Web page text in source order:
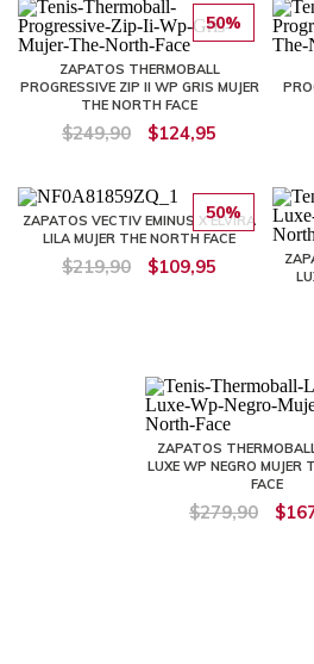
50%
ZAPATOS THERMOBALL
PROGRESSIVE ZIP II WP GRIS MUJER
THE NORTH FACE
$249,90 $124,95
50%
ZAPATOS VECTIV EMINUS X ELVIRA
LILA MUJER THE NORTH FACE
$219,90 $109,95
ZAPATOS
LUXE WP NEGRO MUJER
FACE
$279,90